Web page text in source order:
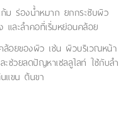
ม ร่องน้ำหมาก ยกกระชับผิว
และลำคอที่เริ่มหย่อนคล้อย
ล้อยของผิว เช่น ผิวบริเวณหน้า
ช่วยลดปัญหาเซลลูไลท์ ใช้กับลำ
แขน ต้นขา